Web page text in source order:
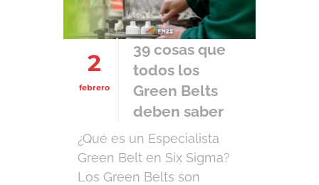
personalidad distinta, pero
es posible agruparlas en
algunos grupos que se
identifican […]
2
febrero
39 cosas que
todos los
Green Belts
deben saber
¿Qué es un Especialista
Green Belt en Six Sigma?
Los Green Belts son